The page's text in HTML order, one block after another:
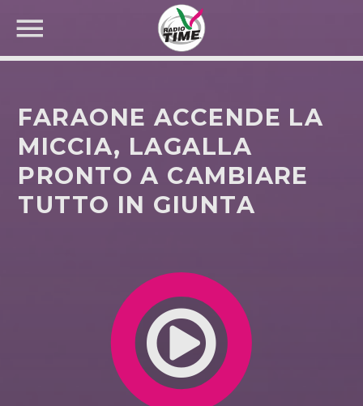
CERCA NEL SITO WEB:
FARAONE ACCENDE LA
MICCIA, LAGALLA
PRONTO A CAMBIARE
TUTTO IN GIUNTA